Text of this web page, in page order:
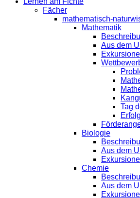
Fächer
mathematisch-
Mathematik
Aus dem
Tag
Biologie
Aus dem
Chemie
Aus dem